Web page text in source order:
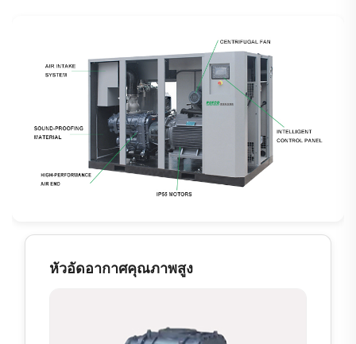
หัวอัดอากาศคุณภาพสูง